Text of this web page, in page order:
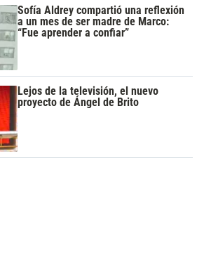
Sofía Aldrey compartió una reflexión
a un mes de ser madre de Marco:
“Fue aprender a confiar”
Lejos de la televisión, el nuevo
proyecto de Ángel de Brito